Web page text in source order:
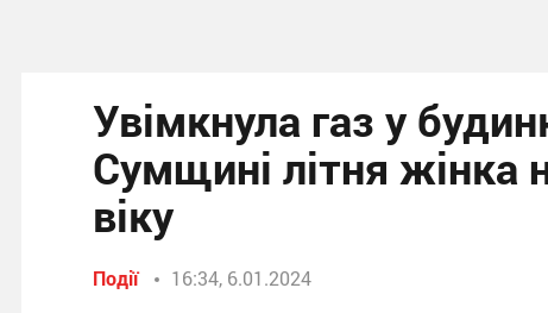
Увімкнула газ у
Сумщині літня жінка
віку
Події 16:34, 6.01.2024